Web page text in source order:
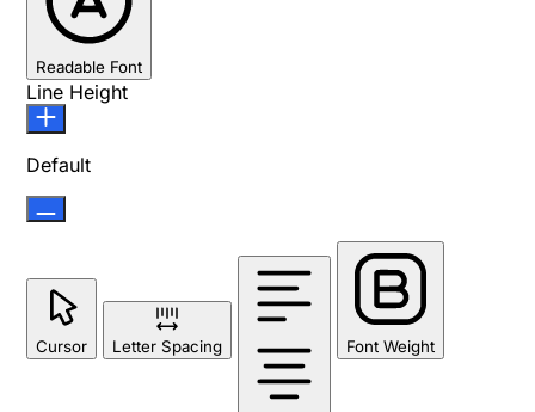
Readable Font
Line Height
Default
Cursor Letter Spacing Font Weight